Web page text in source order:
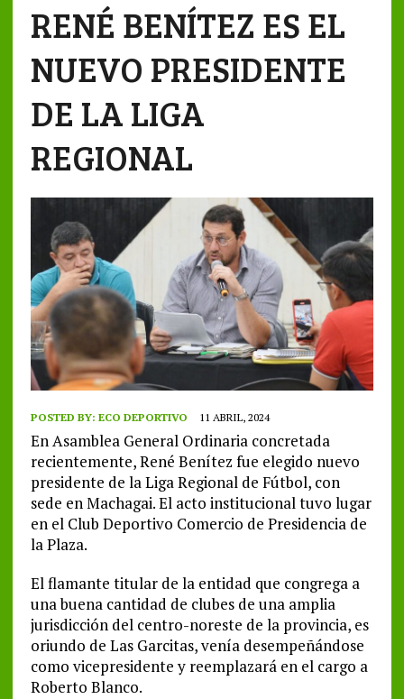
RENÉ BENÍTEZ ES EL
NUEVO PRESIDENTE
DE LA LIGA
REGIONAL
POSTED BY: ECO DEPORTIVO 11 ABRIL, 2024
En Asamblea General Ordinaria concretada
recientemente, René Benítez fue elegido nuevo
presidente de la Liga Regional de Fútbol, con
sede en Machagai. El acto institucional tuvo lugar
en el Club Deportivo Comercio de Presidencia de
la Plaza.
El flamante titular de la entidad que congrega a
una buena cantidad de clubes de una amplia
jurisdicción del centro-noreste de la provincia, es
oriundo de Las Garcitas, venía desempeñándose
como vicepresidente y reemplazará en el cargo a
Roberto Blanco.